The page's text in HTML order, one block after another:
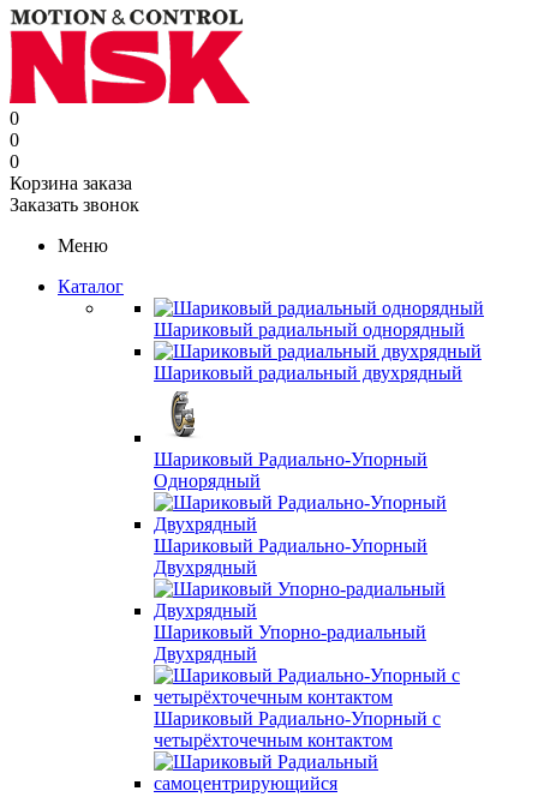
0
0
0
Корзина заказа
Заказать звонок
Меню
Каталог
Шариковый радиальный однорядный
Шариковый радиальный двухрядный
Шариковый Радиально-Упорный
Однорядный
Шариковый Радиально-Упорный
Двухрядный
Шариковый Упорно-радиальный
Двухрядный
Шариковый Радиально-Упорный с
четырёхточечным контактом